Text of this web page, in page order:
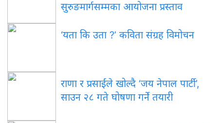
सुरुङमार्गसम्मका आयोजना प्रस्ताव
‘यता कि उता ?’ कविता संग्रह विमोचन
राणा र प्रसाईंले खोल्दै ‘जय नेपाल पार्टी’,
साउन २८ गते घोषणा गर्ने तयारी